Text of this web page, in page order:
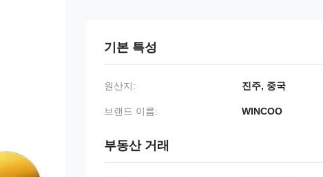
기본 특성
원산지: 진주, 중국
브랜드 이름: WINCOO
부동산 거래